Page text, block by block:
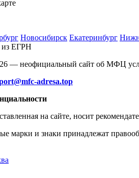
Новосибирск Екатеринбург
— неофициальный сайт об МФЦ
adresa.top
на сайте, носит
марки и знаки принадлежат